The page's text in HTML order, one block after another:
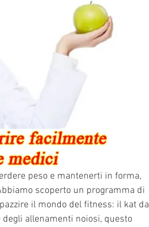
peso e mantenerti in forma,
scoperto un programma di
il mondo del fitness: il kat da
allenamenti noiosi, questo